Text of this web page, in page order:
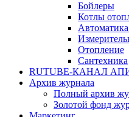
Бойлеры
Котлы
Отопление
Сантехника
RUTUBE-КАНАЛ
Архив журнала
Полный архив
Золотой фонд